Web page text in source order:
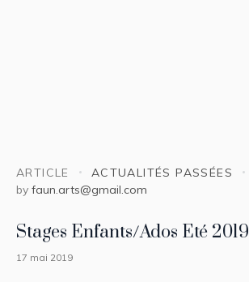
ARTICLE
ACTUALITÉS PASSÉES
by faun.arts@gmail.com
Stages Enfants/Ados Eté 2019
17 mai 2019